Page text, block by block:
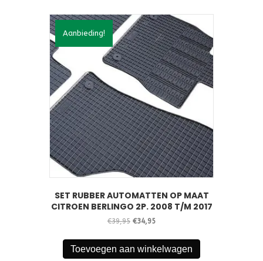
Aanbieding!
SET RUBBER AUTOMATTEN OP MAAT
CITROEN BERLINGO 2P. 2008 T/M 2017
€39,95 Oorspronkelijke
was:
€39,95.
€34,95Huidige
is:
€34,95.
Toevoegen aan winkelwagen